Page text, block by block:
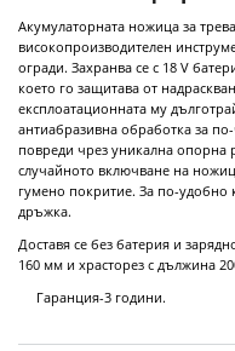
Акумулаторната ножица за
високопроизводителен
огради. Захранва се с 18 V
което го защитава от
експлоатационната му
антиабразивна обработка за
повреди чрез уникална опорна
случайното включване на
гумено покритие. За по-удобно
дръжка.
Доставя се без батерия и
160 мм и храсторез с дължина
Гаранция-3 години.